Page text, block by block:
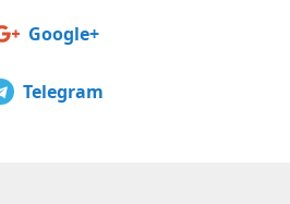
Google+
Telegram